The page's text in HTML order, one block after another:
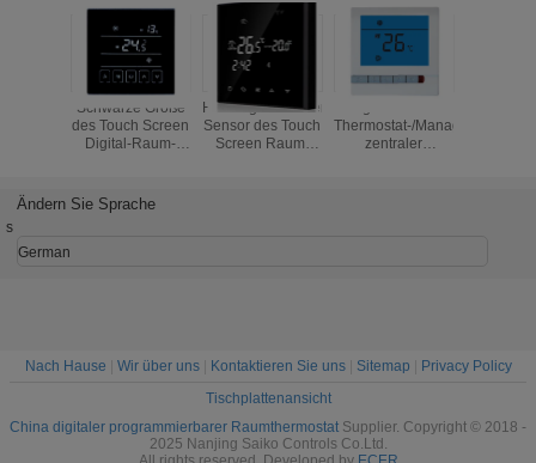
Schwarze Größe
des Touch Screen
Digital-Raum-
86*86*14mm
Heizungs/abkühlender
Sensor des Touch
Screen Raum-
Thermostat-/Management-
zentraler
Ändern Sie Sprache
s
German
Nach Hause Wir über uns| Kontaktieren Sie uns| Sitemap
Privacy Policy
Tischplattenansicht
China digitaler programmierbarer Raumthermostat Supplier. Copyright © 2018 -
2025 Nanjing Saiko Controls Co.Ltd.